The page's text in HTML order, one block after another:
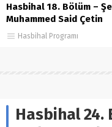
Hasbihal 18. Bölüm –
Muhammed Said Çetin
Hasbihal Programı
Hasbihal 24.